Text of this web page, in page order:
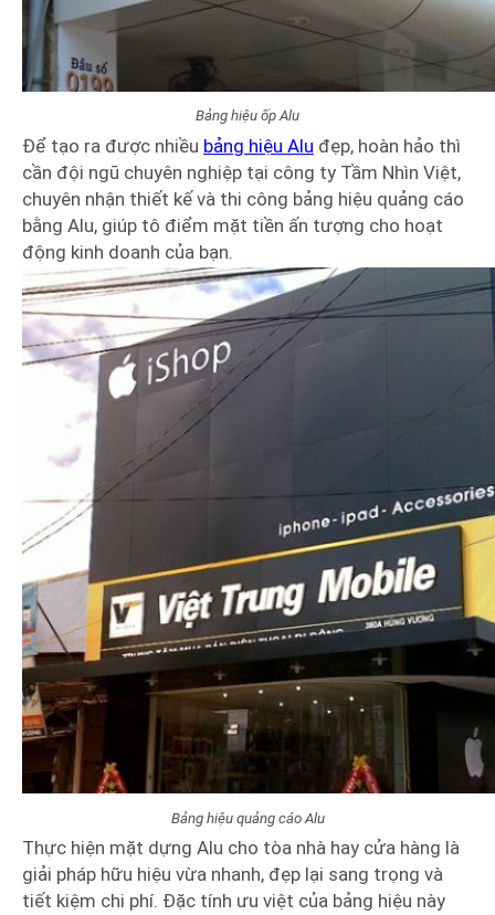
Bảng hiệu ốp Alu
Để tạo ra được nhiều bảng hiệu Alu đẹp, hoàn hảo thì
cần đội ngũ chuyên nghiệp tại công ty Tầm Nhìn Việt,
chuyên nhận thiết kế và thi công bảng hiệu quảng cáo
bằng Alu, giúp tô điểm mặt tiền ấn tượng cho hoạt
động kinh doanh của bạn.
Bảng hiệu quảng cáo Alu
Thực hiện mặt dựng Alu cho tòa nhà hay cửa hàng là
giải pháp hữu hiệu vừa nhanh, đẹp lại sang trọng và
tiết kiệm chi phí. Đặc tính ưu việt của bảng hiệu này